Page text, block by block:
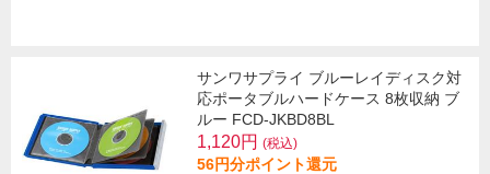
サンワサプライ ブルーレイディスク対
応ポータブルハードケース 8枚収納 ブ
ルー FCD-JKBD8BL
1,120円 (税込)
56円分ポイント還元